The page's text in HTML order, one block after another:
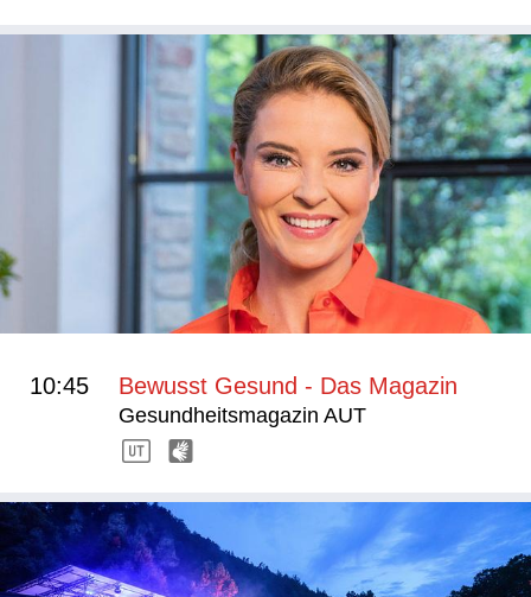
10:45 Bewusst Gesund - Das Magazin
Gesundheitsmagazin AUT